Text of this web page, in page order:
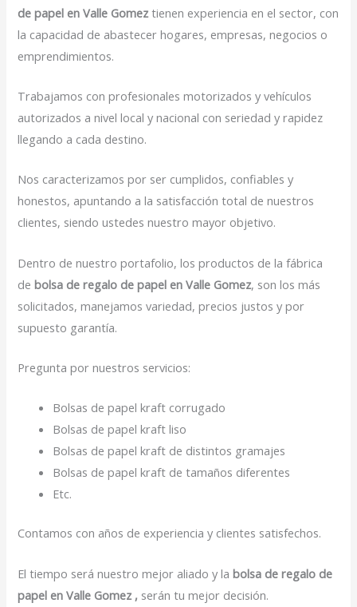
de papel en Valle Gomeztienen experiencia en el sector, con
la capacidad de abastecer hogares, empresas, negocios o
emprendimientos.
Trabajamos con profesionales motorizados y vehículos
autorizados a nivel local y nacional con seriedad y rapidez
llegando a cada destino.
Nos caracterizamos por ser cumplidos, confiables y
honestos, apuntando a la satisfacción total de nuestros
clientes, siendo ustedes nuestro mayor objetivo.
Dentro de nuestro portafolio, los productos de la fábrica
debolsa de regalo de papel en Valle Gomez, son los más
solicitados, manejamos variedad, precios justos y por
supuesto garantía.
Pregunta por nuestros servicios:
Bolsas de papel kraft corrugado
Bolsas de papel kraft liso
Bolsas de papel kraft de distintos gramajes
Bolsas de papel kraft de tamaños diferentes
Etc.
Contamos con años de experiencia y clientes satisfechos.
El tiempo será nuestro mejor aliado y labolsa de regalo de
papel en Valle Gomez , serán tu mejor decisión.